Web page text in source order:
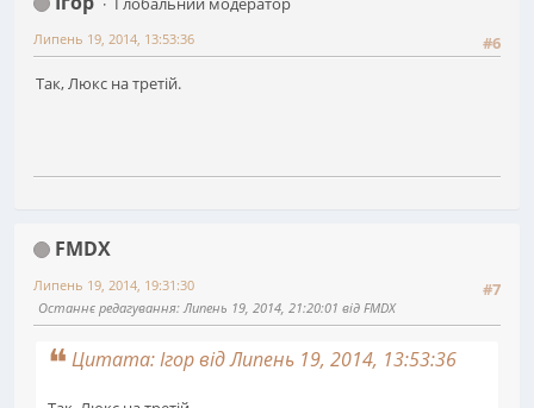
#6
Липень 19, 2014, 13:53:36
Так, Люкс на третій.
FMDX
#7
Липень 19, 2014, 19:31:30
Останнє редагування: Липень 19, 2014, 21:20:01 від FMDX
Цитата: Ігор від Липень 19, 2014, 13:53:36